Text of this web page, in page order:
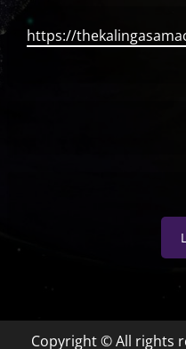
https://
Copyright © All rights